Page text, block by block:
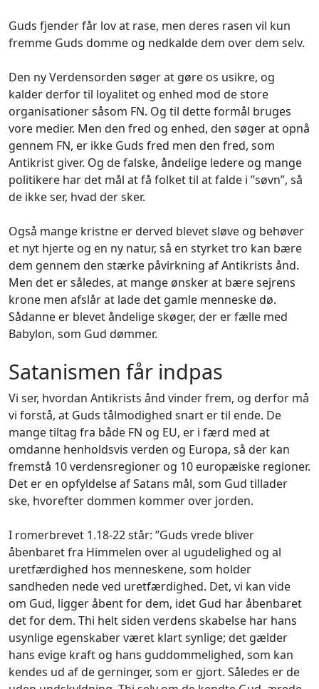
Guds fjender får lov at rase, men deres rasen vil kun
fremme Guds domme og nedkalde dem over dem selv.
Den ny Verdensorden søger at gøre os usikre, og
kalder derfor til loyalitet og enhed mod de store
organisationer såsom FN. Og til dette formål bruges
vore medier. Men den fred og enhed, den søger at opnå
gennem FN, er ikke Guds fred men den fred, som
Antikrist giver. Og de falske, åndelige ledere og mange
politikere har det mål at få folket til at falde i ”søvn”, så
de ikke ser, hvad der sker.
Også mange kristne er derved blevet sløve og behøver
et nyt hjerte og en ny natur, så en styrket tro kan bære
dem gennem den stærke påvirkning af Antikrists ånd.
Men det er således, at mange ønsker at bære sejrens
krone men afslår at lade det gamle menneske dø.
Sådanne er blevet åndelige skøger, der er fælle med
Babylon, som Gud dømmer.
Satanismen får indpas
Vi ser, hvordan Antikrists ånd vinder frem, og derfor må
vi forstå, at Guds tålmodighed snart er til ende. De
mange tiltag fra både FN og EU, er i færd med at
omdanne henholdsvis verden og Europa, så der kan
fremstå 10 verdensregioner og 10 europæiske regioner.
Det er en opfyldelse af Satans mål, som Gud tillader
ske, hvorefter dommen kommer over jorden.
I romerbrevet 1.18-22 står: ”Guds vrede bliver
åbenbaret fra Himmelen over al ugudelighed og al
uretfærdighed hos menneskene, som holder
sandheden nede ved uretfærdighed. Det, vi kan vide
om Gud, ligger åbent for dem, idet Gud har åbenbaret
det for dem. Thi helt siden verdens skabelse har hans
usynlige egenskaber været klart synlige; det gælder
hans evige kraft og hans guddommelighed, som kan
kendes ud af de gerninger, som er gjort. Således er de